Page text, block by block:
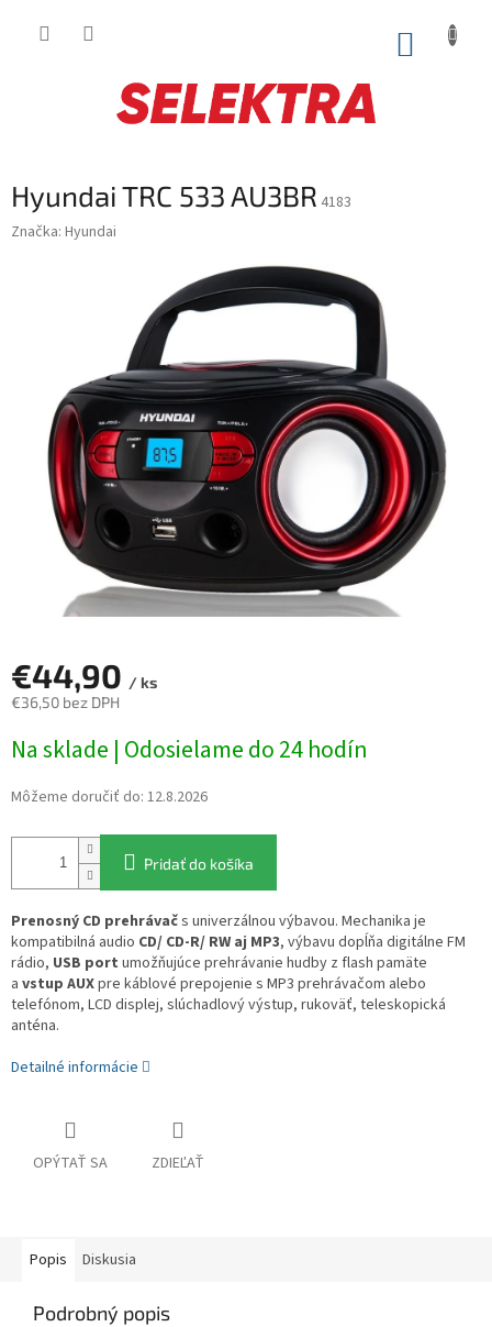
Hyundai TRC 533 AU3BR 4183
Značka: Hyundai
€44,90 / ks
€36,50 bez DPH
cena:
Na sklade | Odosielame do 24 hodín
Môžeme doručiť do: 12.8.2026
Pridať do košíka
Prenosný CD prehrávačs univerzálnou výbavou. Mechanika je
kompatibilná audio CD/ CD-R/ RW aj MP3, výbavu dopĺňa digitálne FM
rádio, USB port umožňujúce prehrávanie hudby z flash pamäte
a vstup AUXpre káblové prepojenie s MP3 prehrávačom alebo
telefónom, LCD displej, slúchadlový výstup, rukoväť, teleskopická
anténa.
Detailné informácie
OPÝTAŤ SA ZDIEĽAŤ
Popis Diskusia
Podrobný popis